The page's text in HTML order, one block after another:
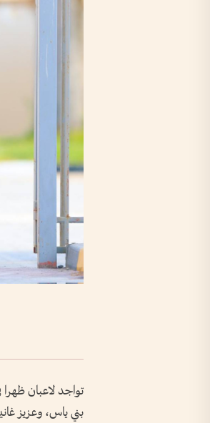
تواجد لاعبان
بني ياس، وعزيز